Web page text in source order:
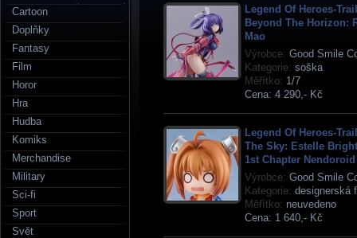
Legend Of Heroes-
Beyond The Horizon:
Mao
Výrobce: Good Smile
Kategorie: soška
Měřítko: 1/7
Cena: 4 290,- Kč
Legend Of Heroes-
The Sky: Estelle
1st Chapter Nendoroid
Výrobce: Good Smile
Kategorie: designerská
Měřítko: neuvedeno
Cena: 1 640,- Kč
Cartoon
Doplňky
Fantasy
Film
Horor
Hra
Hudba
Komiks
Merchandise
Military
Sci-fi
Sport
Svět